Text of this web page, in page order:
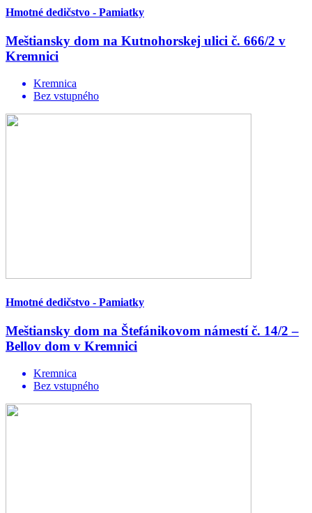
Hmotné dedičstvo - Pamiatky
Meštiansky dom na Kutnohorskej ulici č. 666/2 v
Kremnici
Kremnica
Bez vstupného
Hmotné dedičstvo - Pamiatky
Meštiansky dom na Štefánikovom námestí č. 14/2 –
Bellov dom v Kremnici
Kremnica
Bez vstupného